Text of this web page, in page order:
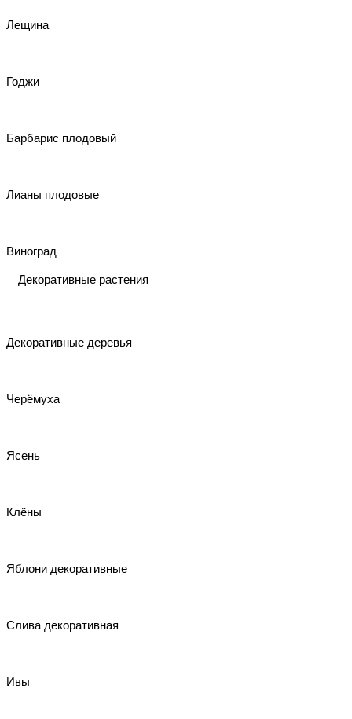
Лещина
Годжи
Барбарис плодовый
Лианы плодовые
Виноград
Декоративные растения
Декоративные деревья
Черёмуха
Ясень
Клёны
Яблони декоративные
Слива декоративная
Ивы